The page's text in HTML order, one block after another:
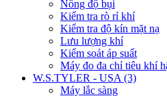
Nồng độ bụi
Kiểm tra rò rỉ khí
Kiểm tra độ kín mặt nạ
Lưu lượng khí
Kiểm soát áp suất
Máy đo đa chỉ tiêu khí
W.S.TYLER - USA (3)
Máy lắc sàng